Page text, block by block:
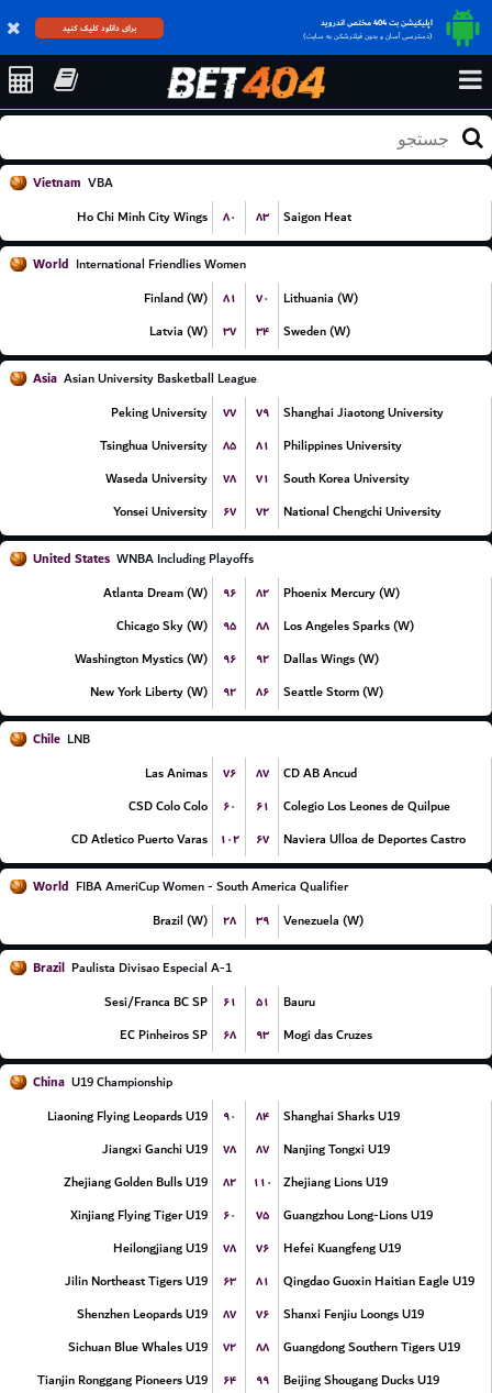
اپلیکیشن بت 404 مختص اندروید
(دسترسی آسان و بدون فیلترشکن به سایت)
برای دانلود کلیک کنید
Vietnam VBA
Ho Chi Minh City Wings
۸۰ ۸۳ Saigon Heat
World International Friendlies Women
Finland (W)
۸۱ ۷۰
Lithuania (W)
Latvia (W)
۳۷ ۳۴ Sweden (W)
Asia Asian University Basketball League
Peking University
۷۷ ۷۹
Shanghai Jiaotong University
Tsinghua University
۸۵ ۸۱
Philippines University
Waseda University
۷۸ ۷۱
South Korea University
Yonsei University
۶۷ ۷۲ National Chengchi University
United States WNBA Including Playoffs
Atlanta Dream (W)
۹۶ ۸۲
Phoenix Mercury (W)
Chicago Sky (W)
۹۵ ۸۸
Los Angeles Sparks (W)
Washington Mystics (W)
۹۶ ۹۲
Dallas Wings (W)
New York Liberty (W)
۹۲ ۸۶ Seattle Storm (W)
Chile LNB
Las Animas
۷۶ ۸۷
CD AB Ancud
CSD Colo Colo
۶۰ ۶۱
Colegio Los Leones de Quilpue
CD Atletico Puerto Varas
۱۰۲ ۶۷ Naviera Ulloa de Deportes Castro
World FIBA AmeriCup Women - South America Qualifier
Brazil (W)
۲۸ ۳۹ Venezuela (W)
Brazil Paulista Divisao Especial A-1
Sesi/Franca BC SP
۶۱ ۵۱
Bauru
EC Pinheiros SP
۶۸ ۹۳ Mogi das Cruzes
China U19 Championship
Liaoning Flying Leopards U19
۹۰ ۸۴
Shanghai Sharks U19
Jiangxi Ganchi U19
۷۸ ۸۷
Nanjing Tongxi U19
Zhejiang Golden Bulls U19
۸۲ ۱۱۰
Zhejiang Lions U19
Xinjiang Flying Tiger U19
۶۰ ۷۵
Guangzhou Long-Lions U19
Heilongjiang U19
۷۸ ۷۶
Hefei Kuangfeng U19
Jilin Northeast Tigers U19
۶۳ ۸۱
Qingdao Guoxin Haitian Eagle U19
Shenzhen Leopards U19
۸۷ ۷۶
Shanxi Fenjiu Loongs U19
Sichuan Blue Whales U19
۷۲ ۸۸
Guangdong Southern Tigers U19
Tianjin Ronggang Pioneers U19
۶۴ ۹۹
Beijing Shougang Ducks U19